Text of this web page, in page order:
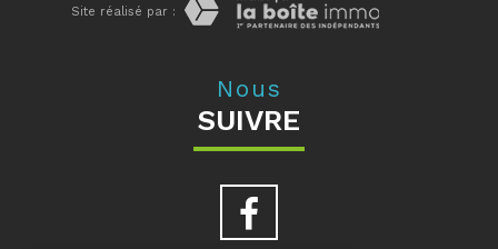
Site réalisé par :
Nous
SUIVRE